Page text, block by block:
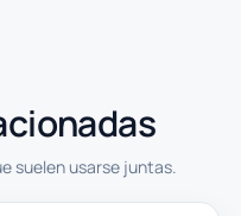
suelen usarse juntas.